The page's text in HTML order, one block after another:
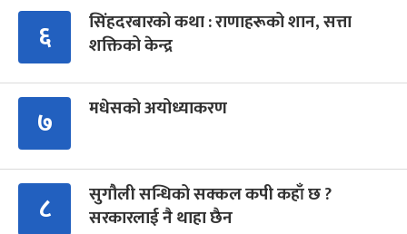
६
सिंहदरबारको कथा : राणाहरूको शान, सत्ता
शक्तिको केन्द्र
७ मधेसको अयोध्याकरण
८
सुगौली सन्धिको सक्कल कपी कहाँ छ ?
सरकारलाई नै थाहा छैन